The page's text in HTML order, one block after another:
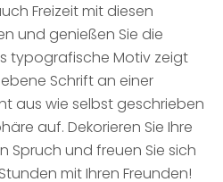
Freizeit mit diesen
und genießen Sie die
typografische Motiv zeigt
Schrift an einer
aus wie selbst geschrieben
auf. Dekorieren Sie Ihre
Spruch und freuen Sie sich
mit Ihren Freunden!